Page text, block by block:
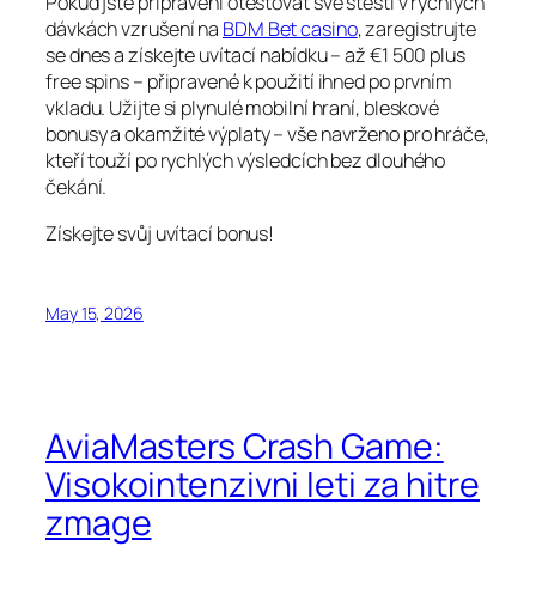
dávkách vzrušení na BDM Bet casino, zaregistrujte
se dnes a získejte uvítací nabídku – až €1 500 plus
free spins – připravené k použití ihned po prvním
vkladu. Užijte si plynulé mobilní hraní, bleskové
bonusy a okamžité výplaty – vše navrženo pro hráče,
kteří touží po rychlých výsledcích bez dlouhého
čekání.
Získejte svůj uvítací bonus!
May 15, 2026
AviaMasters Crash Game:
Visokointenzivni leti za hitre
zmage